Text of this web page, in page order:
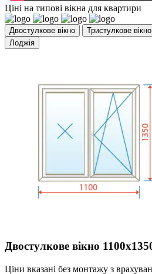
Ціні на типові вікна для квартири
Двостулкове вікно Тристулкове вікно
Лоджія
Двостулкове вікно
Ціни вказані без монтажу з